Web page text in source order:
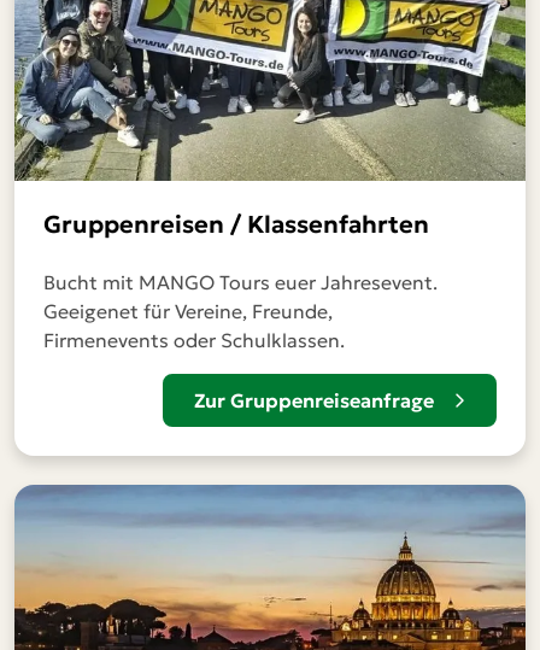
Gruppenreisen / Klassenfahrten
Bucht mit MANGO Tours euer Jahresevent.
Geeigenet für Vereine, Freunde,
Firmenevents oder Schulklassen.
Zur Gruppenreiseanfrage